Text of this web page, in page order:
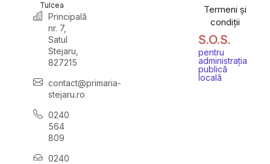
Tulcea
Principală
nr. 7,
Satul
Stejaru,
827215
contact@primaria-
stejaru.ro
0240
564
809
0240
Termeni și
condiții
S.O.S.
pentru
administrația
publică
locală